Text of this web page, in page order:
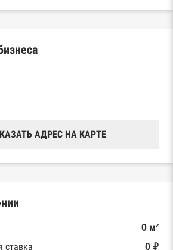
АДРЕС НА КАРТЕ
0 м²
ставка
0 ₽